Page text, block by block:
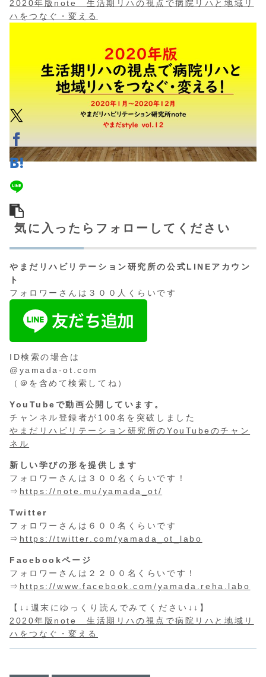
2020年版note 生活期リハの視点で病院リハと地域リ
ハをつなぐ・変える
気に入ったらフォローしてください
やまだリハビリテーション研究所の公式LINEアカウン
ト
フォロワーさんは３００人くらいです
ID検索の場合は
@yamada-ot.com
（＠を含めて検索してね）
YouTubeで動画公開しています。
チャンネル登録者が100名を突破しました
やまだリハビリテーション研究所のYouTubeのチャン
ネル
新しい学びの形を提供します
フォロワーさんは３００名くらいです！
⇒ https://note.mu/yamada_ot/
Twitter
フォロワーさんは６００名くらいです
⇒ https://twitter.com/yamada_ot_labo
Facebookページ
フォロワーさんは２２００名くらいです！
⇒ https://www.facebook.com/yamada.reha.labo
【↓↓週末にゆっくり読んでみてください↓↓】
2020年版note 生活期リハの視点で病院リハと地域リ
ハをつなぐ・変える